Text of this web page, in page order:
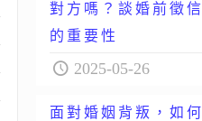
對方嗎？談婚前徵信
的重要性
2025-05-26
面對婚姻背叛，如何